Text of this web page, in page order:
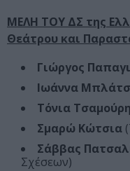
ΜΕΛΗ ΤΟΥ ΔΣ της
Θεάτρου και
Γιώργος
Ιωάννα
Τόνια Τσαμούρη
Σμαρώ Κώτσια
Σάββας
Σχέσεων)